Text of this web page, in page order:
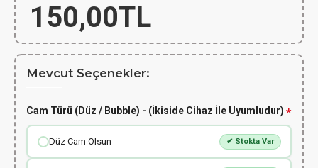
150,00TL
Mevcut Seçenekler:
Cam Türü (Düz / Bubble) - (İkiside Cihaz İle Uyumludur)
Düz Cam Olsun ✔ Stokta Var